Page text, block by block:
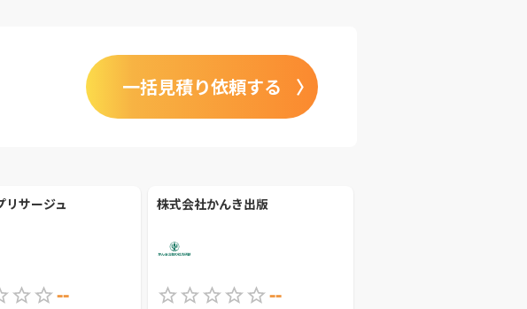
一括見積り依頼する
リサージュ
--
株式会社かんき出版
--